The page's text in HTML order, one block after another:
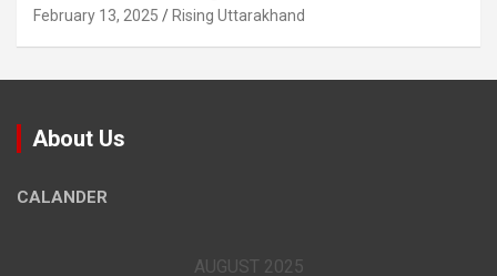
February 13, 2025 Rising Uttarakhand
About Us
CALANDER
AUGUST 2025